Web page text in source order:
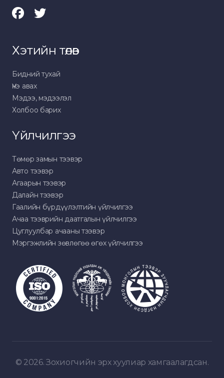
Хэтийн төлөв
Бидний тухай
Үнэ авах
Мэдээ, мэдээлэл
Холбоо барих
Үйлчилгээ
Төмөр замын тээвэр
Авто тээвэр
Агаарын тээвэр
Далайн тээвэр
Гаалийн бүрдүүлэлтийн үйлчилгээ
Ачаа тээврийн даатгалын үйлчилгээ
Цуглуулбар ачааны тээвэр
Мэргэжлийн зөвлөгөө өгөх үйлчилгээ
© 2026. Зохиогчийн эрх хуулиар хамгаалагдсан.